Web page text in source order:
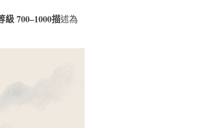
級 700–1000描述為